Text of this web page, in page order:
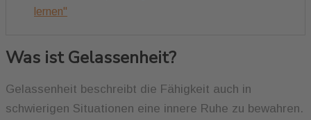
lernen"
Was ist Gelassenheit?
Gelassenheit beschreibt die Fähigkeit auch in
schwierigen Situationen eine innere Ruhe zu bewahren.